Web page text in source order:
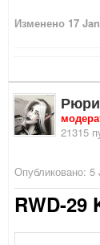
Изменено 17
21315
Опубликовано: 5
RWD-29